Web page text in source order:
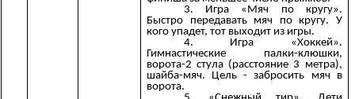
3. Игра «Мяч по кругу».
Быстро передавать мяч по кругу. У
кого упадет, тот выходит из игры.
4. Игра «Хоккей».
Гимнастические палки-клюшки,
ворота-2 стула (расстояние 3 метра),
шайба-мяч. Цель - забросить мяч в
ворота.